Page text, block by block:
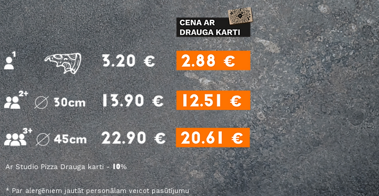
Ar Studio Pizza Drauga karti -10%
* Par alergēniem jautāt personālam veicot pasūtījumu